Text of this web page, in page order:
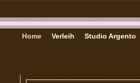
Home Verleih Studio Argento